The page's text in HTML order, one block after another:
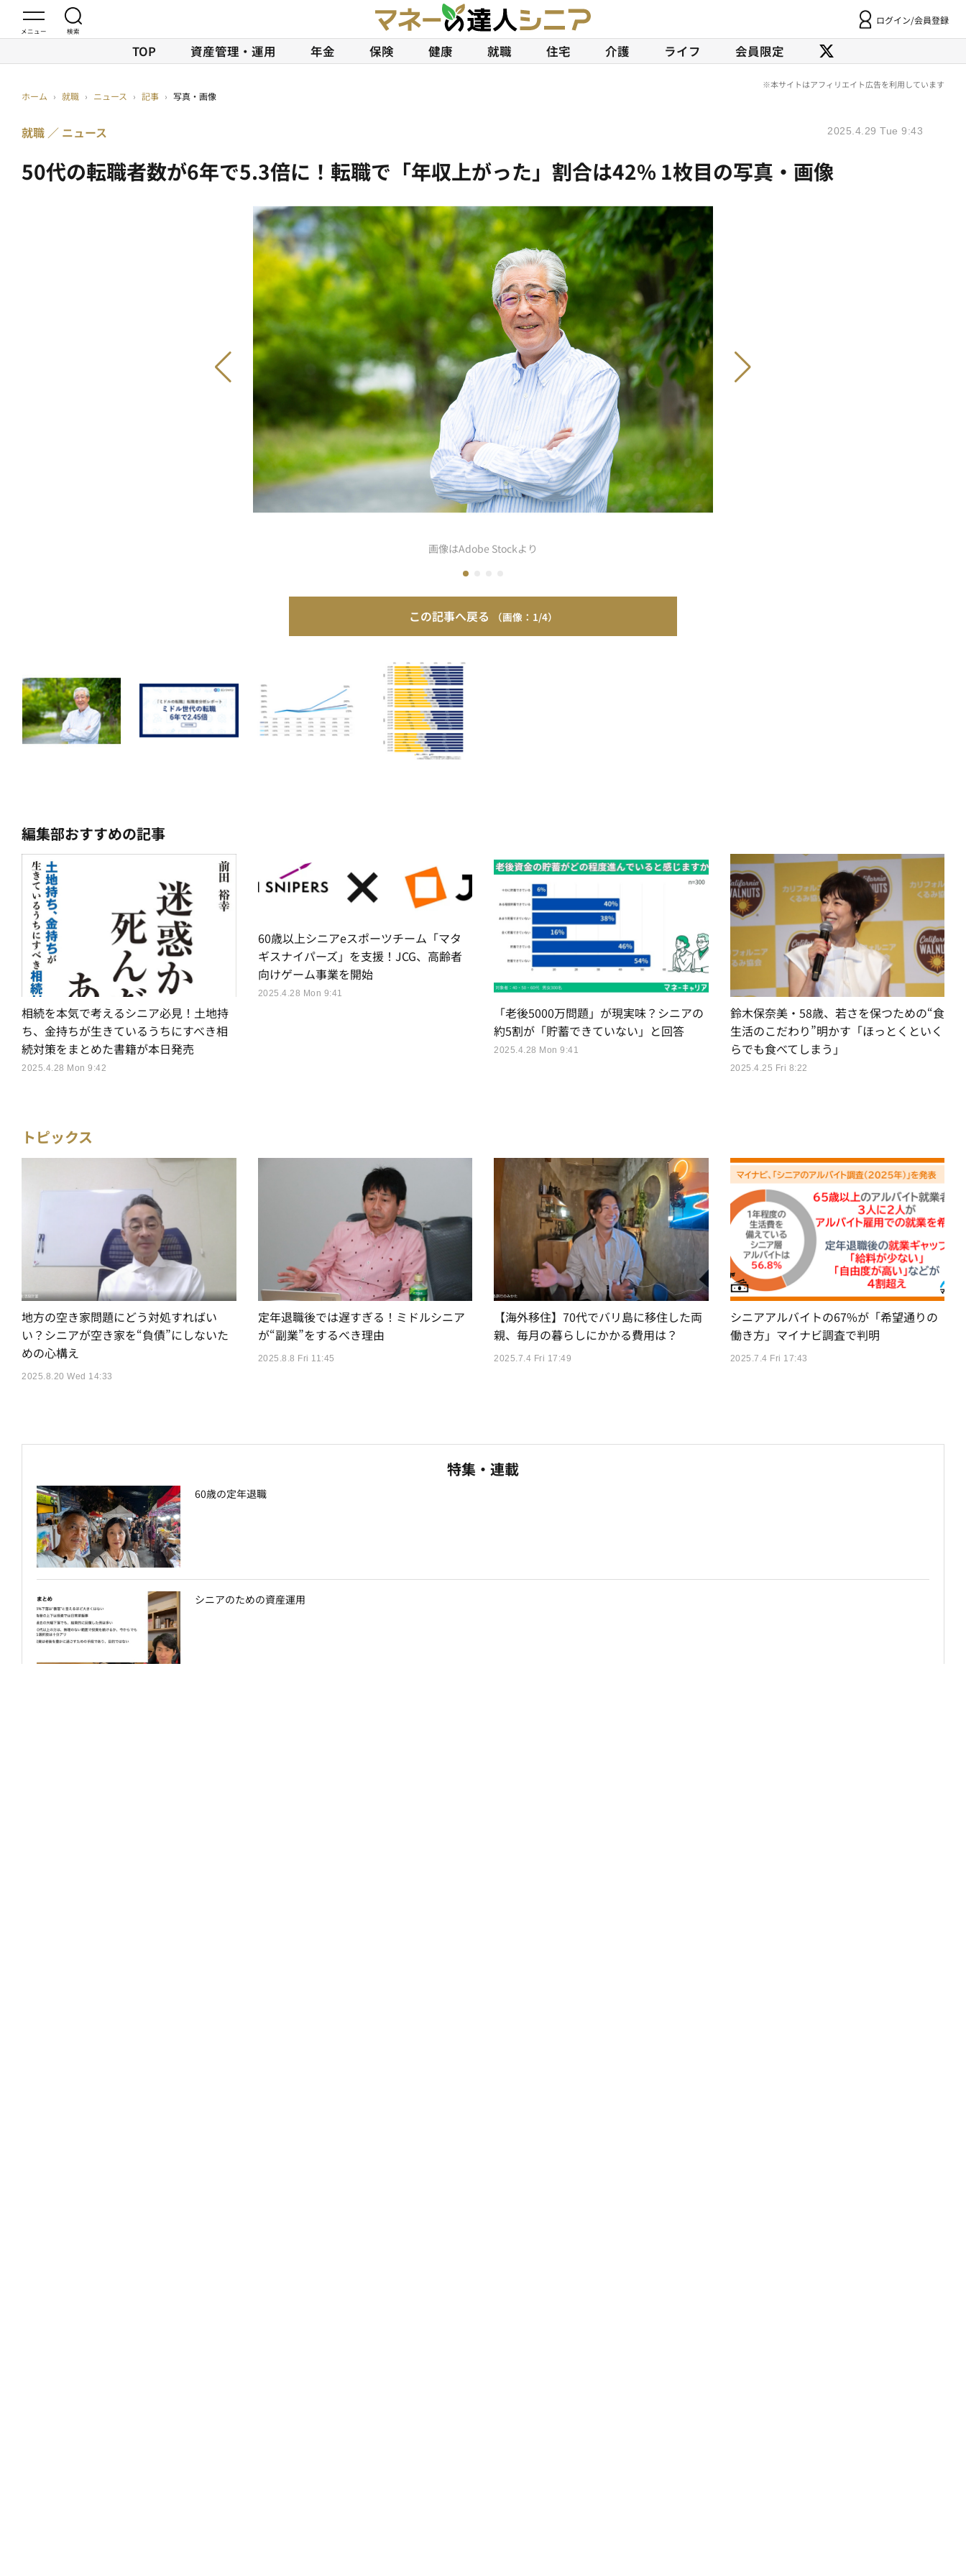
ログイン/会員登録
TOP 資産管理・運用 年金 保険 健康 就職 住宅 介護 ライフ 会員限定
ホーム › 就職 › ニュース › 記事 › 写真・画像
50代の転職者数が6年で5.3倍に！転職で「年収上がった」割合は42% 1枚目の写真・画像
就職 ニュース 2025.4.29 Tue 9:43
画像はAdobe Stockより
この記事へ戻る 1/4
編集部おすすめの記事
相続を本気で考えるシニア必見！土地持
ち、金持ちが生きているうちにすべき相
続対策をまとめた書籍が本日発売
2025.4.28 Mon 9:42
60歳以上シニアeスポーツチーム「マタ
ギスナイパーズ」を支援！JCG、高齢者
向けゲーム事業を開始
2025.4.28 Mon 9:41
「老後5000万問題」が現実味？シニアの
約5割が「貯蓄できていない」と回答
2025.4.28 Mon 9:41
鈴木保奈美・58歳、若さを保つための“食
生活のこだわり”明かす「ほっとくといく
らでも食べてしまう」
2025.4.25 Fri 8:22
トピックス
地方の空き家問題にどう対処すればい
い？シニアが空き家を“負債”にしないた
めの心構え
2025.8.20 Wed 14:33
定年退職後では遅すぎる！ミドルシニア
が“副業”をするべき理由
2025.8.8 Fri 11:45
【海外移住】70代でバリ島に移住した両
親、毎月の暮らしにかかる費用は？
2025.7.4 Fri 17:49
シニアアルバイトの67%が「希望通りの
働き方」マイナビ調査で判明
2025.7.4 Fri 17:43
特集・連載
60歳の定年退職
シニアのための資産運用